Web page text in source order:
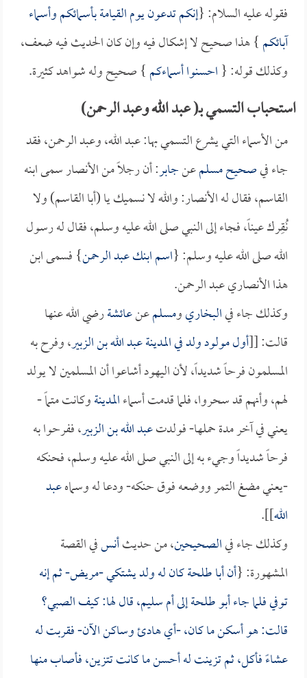
فقوله عليه السلام: {إنكم تدعون يوم القيامة بأسمائكم وأسماء
آبائكم} هذا صحيح لا إشكال فيه وإن كان الحديث فيه ضعف،
وكذلك قوله: {احسنوا أسماءكم} صحيح وله شواهد كثيرة.
استحباب التسمي بـ( عبد الله وعبد الرحمن)
من الأسماء التي يشرع التسمي بها: عبد الله، وعبد الرحمن، فقد
جاء فيصحيح مسلمعنجابر: أن رجلاً من الأنصار سمى ابنه
القاسم، فقال له الأنصار: والله لا نسميك يا (أبا القاسم) ولا
نُقِرك عيناً، فجاء إلى النبي صلى الله عليه وسلم، فقال له رسول
الله صلى الله عليه وسلم: {اسم ابنك عبد الرحمن} فسمى ابن
هذا الأنصاري عبد الرحمن.
وكذلك جاء فيالبخاريومسلمعنعائشةرضي الله عنها
قالت: [[أول مولود ولد فيالمدينةعبد الله بن الزبير، وفرح به
المسلمون فرحاً شديداً، لأن اليهود أشاعوا أن المسلمين لا يولد
لهم، وأنهم قد سحروا، فلما قدمت أسماءالمدينةوكانت متماً -
يعني في آخر مدة حملها- فولدتعبد الله بن الزبير، ففرحوا به
فرحاً شديداً وجيء به إلى النبي صلى الله عليه وسلم، فحنكه
-يعني مضغ التمر ووضعه فوق حنكه- ودعا له وسماهعبد
الله]].
وكذلك جاء فيالصحيحين، من حديثأنسفي القصة
المشهورة: {أنأبا طلحةكان له ولد يشتكي -مريض- ثم إنه
توفي فلما جاءأبو طلحةإلىأم سليم، قال لها: كيف الصبي؟
قالت: هو أسكن ما كان، -أي هادئ وساكن الآن- فقربت له
عشاءً فأكل، ثم تزينت له أحسن ما كانت تتزين، فأصاب منها